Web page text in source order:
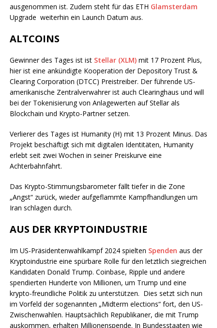
ausgenommen ist. Zudem steht für das ETH Glamsterdam
Upgrade weiterhin ein Launch Datum aus.
ALTCOINS
Gewinner des Tages ist ist Stellar (XLM) mit 17 Prozent Plus,
hier ist eine ankündigte Kooperation der Depository Trust &
Clearing Corporation (DTCC) Preistreiber. Der führende US-
amerikanische Zentralverwahrer ist auch Clearinghaus und will
bei der Tokenisierung von Anlagewerten auf Stellar als
Blockchain und Krypto-Partner setzen.
Verlierer des Tages ist Humanity (H) mit 13 Prozent Minus. Das
Projekt beschäftigt sich mit digitalen Identitäten, Humanity
erlebt seit zwei Wochen in seiner Preiskurve eine
Achterbahnfahrt.
Das Krypto-Stimmungsbarometer fällt tiefer in die Zone
„Angst“ zurück, wieder aufgeflammte Kampfhandlungen um
Iran schlagen durch.
AUS DER KRYPTOINDUSTRIE
Im US-Präsidentenwahlkampf 2024 spielten Spenden aus der
Kryptoindustrie eine spürbare Rolle für den letztlich siegreichen
Kandidaten Donald Trump. Coinbase, Ripple und andere
spendierten Hunderte von Millionen, um Trump und eine
krypto-freundliche Politik zu unterstützen. Dies setzt sich nun
im Vorfeld der sogenannten „Midterm elections“ fort, den US-
Zwischenwahlen. Hauptsächlich Republikaner, die mit Trump
auskommen, erhalten Millionenspende. In Bundesstaaten wie